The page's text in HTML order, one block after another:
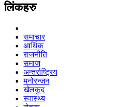
लिंकहरु
समाचार
आर्थिक
राजनीति
समाज
अन्तर्राष्ट्रिय
मनोरन्जन
खेलकुद
स्वास्थ्य